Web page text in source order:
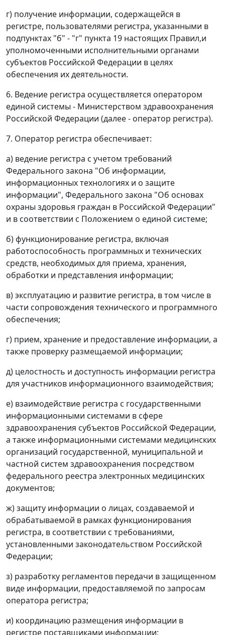
г) получение информации, содержащейся в
регистре, пользователями регистра, указанными в
подпунктах "б" - "г" пункта 19 настоящих Правил,и
уполномоченными исполнительными органами
субъектов Российской Федерации в целях
обеспечения их деятельности.
6. Ведение регистра осуществляется оператором
единой системы - Министерством здравоохранения
Российской Федерации (далее - оператор регистра).
7. Оператор регистра обеспечивает:
а) ведение регистра с учетом требований
Федерального закона "Об информации,
информационных технологиях и о защите
информации", Федерального закона "Об основах
охраны здоровья граждан в Российской Федерации"
и в соответствии с Положением о единой системе;
б) функционирование регистра, включая
работоспособность программных и технических
средств, необходимых для приема, хранения,
обработки и представления информации;
в) эксплуатацию и развитие регистра, в том числе в
части сопровождения технического и программного
обеспечения;
г) прием, хранение и предоставление информации, а
также проверку размещаемой информации;
д) целостность и доступность информации регистра
для участников информационного взаимодействия;
е) взаимодействие регистра с государственными
информационными системами в сфере
здравоохранения субъектов Российской Федерации,
а также информационными системами медицинских
организаций государственной, муниципальной и
частной систем здравоохранения посредством
федерального реестра электронных медицинских
документов;
ж) защиту информации о лицах, создаваемой и
обрабатываемой в рамках функционирования
регистра, в соответствии с требованиями,
установленными законодательством Российской
Федерации;
з) разработку регламентов передачи в защищенном
виде информации, предоставляемой по запросам
оператора регистра;
и) координацию размещения информации в
регистре поставщиками информации;